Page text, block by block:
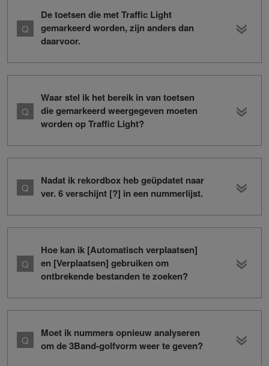
De toetsen die met Traffic Light
gemarkeerd worden, zijn anders dan
daarvoor.
Waar stel ik het bereik in van toetsen
die gemarkeerd weergegeven moeten
worden op Traffic Light?
Nadat ik rekordbox heb geüpdatet naar
ver. 6 verschijnt [?] in een nummerlijst.
Hoe kan ik [Automatisch verplaatsen]
en [Verplaatsen] gebruiken om
ontbrekende bestanden te zoeken?
Moet ik nummers opnieuw analyseren
om de 3Band-golfvorm weer te geven?